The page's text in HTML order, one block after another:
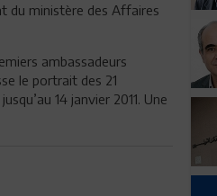
du ministère des Affaires
ambassadeurs
le portrait des 21
14 janvier 2011. Une